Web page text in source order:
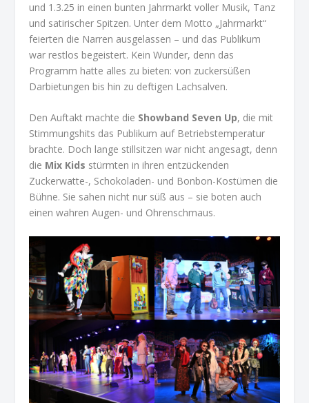
und 1.3.25 in einen bunten Jahrmarkt voller Musik, Tanz
und satirischer Spitzen. Unter dem Motto „Jahrmarkt“
feierten die Narren ausgelassen – und das Publikum
war restlos begeistert. Kein Wunder, denn das
Programm hatte alles zu bieten: von zuckersüßen
Darbietungen bis hin zu deftigen Lachsalven.
Den Auftakt machte die Showband Seven Up, die mit
Stimmungshits das Publikum auf Betriebstemperatur
brachte. Doch lange stillsitzen war nicht angesagt, denn
die Mix Kids stürmten in ihren entzückenden
Zuckerwatte-, Schokoladen- und Bonbon-Kostümen die
Bühne. Sie sahen nicht nur süß aus – sie boten auch
einen wahren Augen- und Ohrenschmaus.